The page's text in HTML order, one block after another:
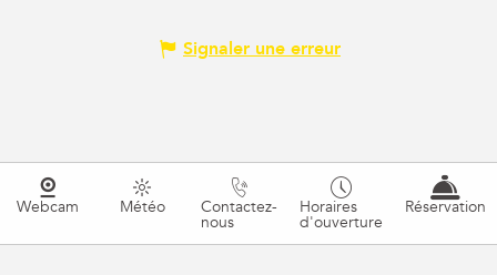
Signaler une erreur
Webcam Météo Contactez-
nous
Horaires
d'ouverture
Réservation